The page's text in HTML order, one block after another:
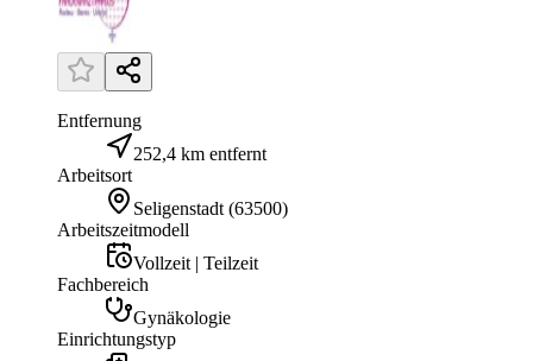
Entfernung
252,4 km entfernt
Arbeitsort
Seligenstadt (63500)
Arbeitszeitmodell
Vollzeit | Teilzeit
Fachbereich
Gynäkologie
Einrichtungstyp